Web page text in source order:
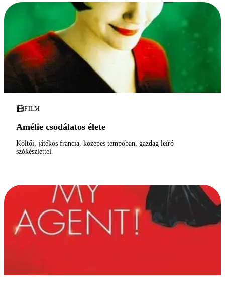
FILM
Amélie csodálatos élete
Költői, játékos francia, közepes tempóban, gazdag leíró
szókészlettel.